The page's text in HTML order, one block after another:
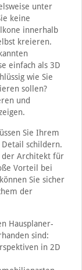
unter
keine
innerhalb
kreieren.
einfach als 3D
wie Sie
sollen?
und
Sie Ihrem
schildern.
der Architekt für
Vorteil bei
Sie sicher
der
Hausplaner-
sind:
in 2D